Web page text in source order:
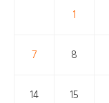
1
7 8
14 15